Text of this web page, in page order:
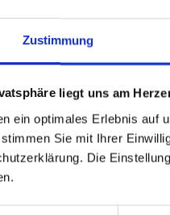
Zustimmung
liegt uns am
ein optimales Erlebnis auf
Sie mit Ihrer
Die